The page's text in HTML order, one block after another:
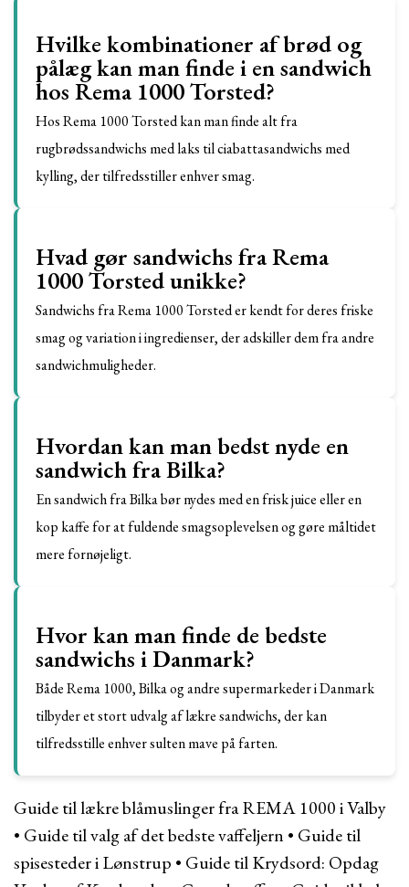
Hvilke kombinationer af brød og
pålæg kan man finde i en sandwich
hos Rema 1000 Torsted?
Hos Rema 1000 Torsted kan man finde alt fra
rugbrødssandwichs med laks til ciabattasandwichs med
kylling, der tilfredsstiller enhver smag.
Hvad gør sandwichs fra Rema
1000 Torsted unikke?
Sandwichs fra Rema 1000 Torsted er kendt for deres friske
smag og variation i ingredienser, der adskiller dem fra andre
sandwichmuligheder.
Hvordan kan man bedst nyde en
sandwich fra Bilka?
En sandwich fra Bilka bør nydes med en frisk juice eller en
kop kaffe for at fuldende smagsoplevelsen og gøre måltidet
mere fornøjeligt.
Hvor kan man finde de bedste
sandwichs i Danmark?
Både Rema 1000, Bilka og andre supermarkeder i Danmark
tilbyder et stort udvalg af lækre sandwichs, der kan
tilfredsstille enhver sulten mave på farten.
Guide til lækre blåmuslinger fra REMA 1000 i Valby
• Guide til valg af det bedste vaffeljern • Guide til
spisesteder i Lønstrup • Guide til Krydsord: Opdag